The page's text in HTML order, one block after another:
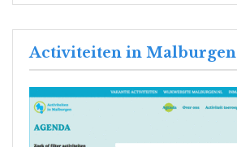
Activiteiten in Malburgen